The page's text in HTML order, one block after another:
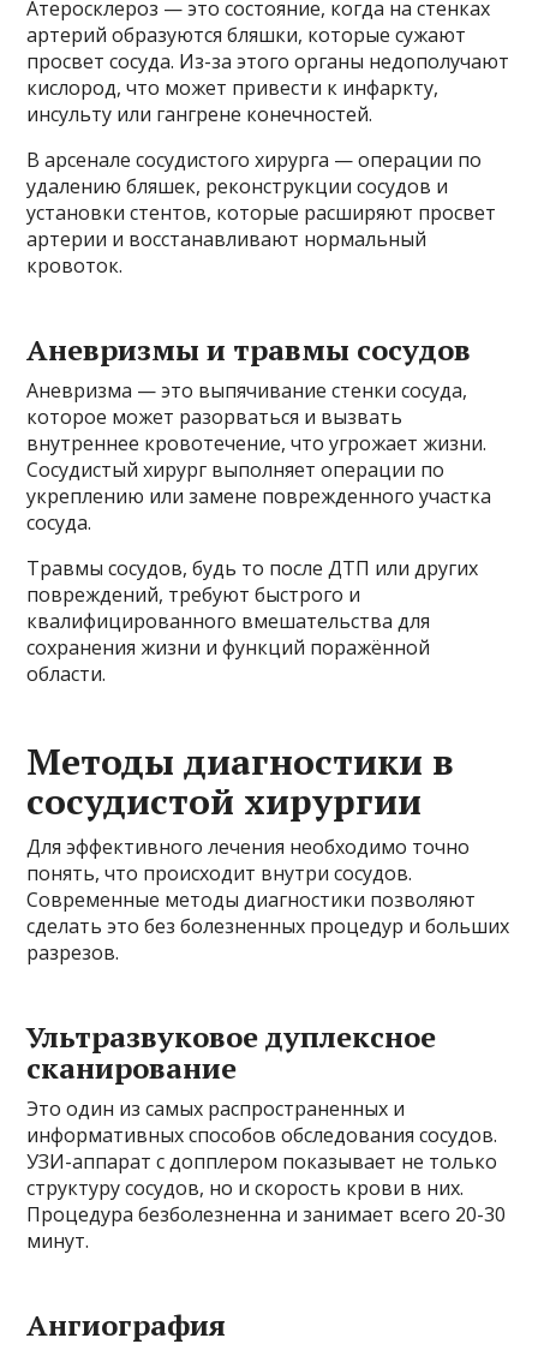
Атеросклероз — это состояние, когда на стенках
артерий образуются бляшки, которые сужают
просвет сосуда. Из-за этого органы недополучают
кислород, что может привести к инфаркту,
инсульту или гангрене конечностей.
В арсенале сосудистого хирурга — операции по
удалению бляшек, реконструкции сосудов и
установки стентов, которые расширяют просвет
артерии и восстанавливают нормальный
кровоток.
Аневризмы и травмы сосудов
Аневризма — это выпячивание стенки сосуда,
которое может разорваться и вызвать
внутреннее кровотечение, что угрожает жизни.
Сосудистый хирург выполняет операции по
укреплению или замене поврежденного участка
сосуда.
Травмы сосудов, будь то после ДТП или других
повреждений, требуют быстрого и
квалифицированного вмешательства для
сохранения жизни и функций поражённой
области.
Методы диагностики в
сосудистой хирургии
Для эффективного лечения необходимо точно
понять, что происходит внутри сосудов.
Современные методы диагностики позволяют
сделать это без болезненных процедур и больших
разрезов.
Ультразвуковое дуплексное
сканирование
Это один из самых распространенных и
информативных способов обследования сосудов.
УЗИ-аппарат с допплером показывает не только
структуру сосудов, но и скорость крови в них.
Процедура безболезненна и занимает всего 20-30
минут.
Ангиография